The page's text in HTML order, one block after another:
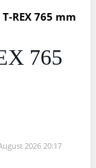
REX 765 mm
765
2026 20:17